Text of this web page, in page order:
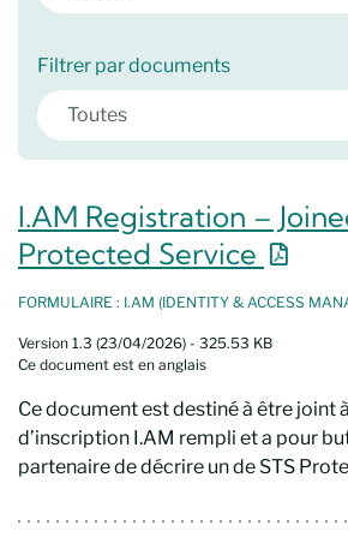
Filtrer par documents
Toutes
I.AM Registration –
Protected Service
FORMULAIRE : I.AM (IDENTITY & ACCESS
Version 1.3 (23/04/2026) - 325.53 KB
Ce document est en anglais
Ce document est destiné à être joint
d’inscription I.AM rempli et a pour
partenaire de décrire un de STS